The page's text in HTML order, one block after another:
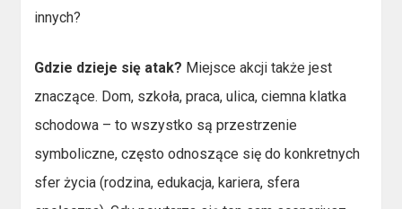
innych?
Gdzie dzieje się atak? Miejsce akcji także jest
znaczące. Dom, szkoła, praca, ulica, ciemna klatka
schodowa – to wszystko są przestrzenie
symboliczne, często odnoszące się do konkretnych
sfer życia (rodzina, edukacja, kariera, sfera